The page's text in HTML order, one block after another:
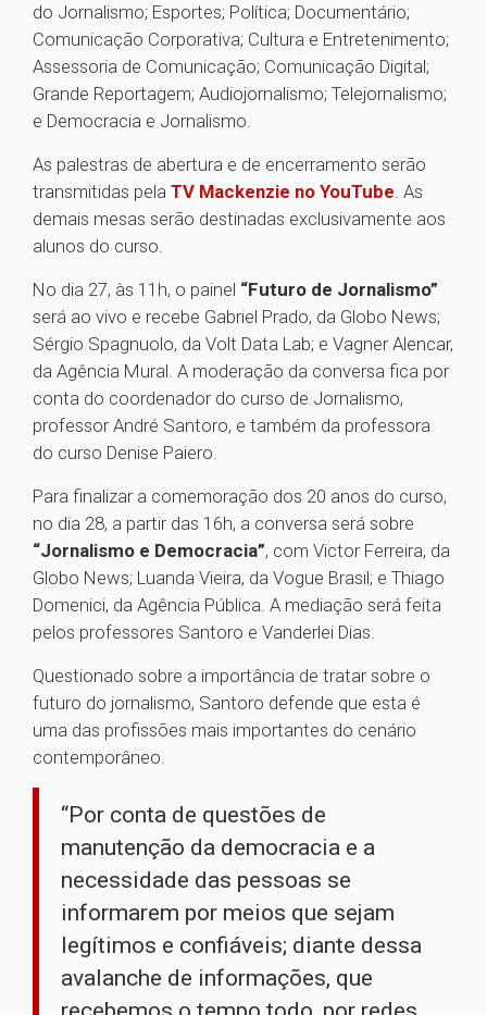
do Jornalismo; Esportes; Política; Documentário;
Comunicação Corporativa; Cultura e Entretenimento;
Assessoria de Comunicação; Comunicação Digital;
Grande Reportagem; Audiojornalismo; Telejornalismo;
e Democracia e Jornalismo.
As palestras de abertura e de encerramento serão
transmitidas pela TV Mackenzie no YouTube. As
demais mesas serão destinadas exclusivamente aos
alunos do curso.
No dia 27, às 11h, o painel “Futuro de Jornalismo”
será ao vivo e recebe Gabriel Prado, da Globo News;
Sérgio Spagnuolo, da Volt Data Lab; e Vagner Alencar,
da Agência Mural. A moderação da conversa fica por
conta do coordenador do curso de Jornalismo,
professor André Santoro, e também da professora
do curso Denise Paiero.
Para finalizar a comemoração dos 20 anos do curso,
no dia 28, a partir das 16h, a conversa será sobre
“Jornalismo e Democracia”, com Victor Ferreira, da
Globo News; Luanda Vieira, da Vogue Brasil; e Thiago
Domenici, da Agência Pública. A mediação será feita
pelos professores Santoro e Vanderlei Dias.
Questionado sobre a importância de tratar sobre o
futuro do jornalismo, Santoro defende que esta é
uma das profissões mais importantes do cenário
contemporâneo.
“Por conta de questões de
manutenção da democracia e a
necessidade das pessoas se
informarem por meios que sejam
legítimos e confiáveis; diante dessa
avalanche de informações, que